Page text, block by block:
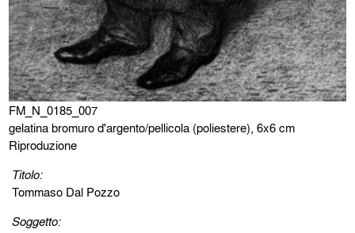
FM_N_0185_007
gelatina bromuro d'argento/pellicola (poliestere), 6x6 cm
Riproduzione
Titolo:
Tommaso Dal Pozzo
Soggetto: